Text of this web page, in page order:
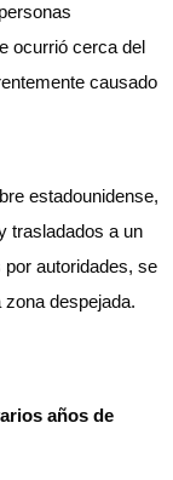
ocurrió cerca del
causado
estadounidense,
trasladados a un
autoridades, se
despejada.
años de